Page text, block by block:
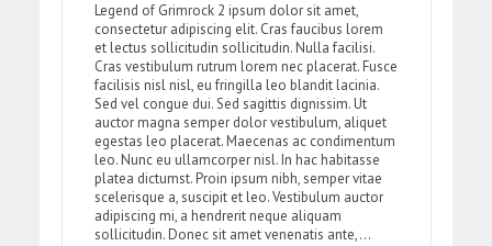
Legend of Grimrock 2 ipsum dolor sit amet,
consectetur adipiscing elit. Cras faucibus lorem
et lectus sollicitudin sollicitudin. Nulla facilisi.
Cras vestibulum rutrum lorem nec placerat. Fusce
facilisis nisl nisl, eu fringilla leo blandit lacinia.
Sed vel congue dui. Sed sagittis dignissim. Ut
auctor magna semper dolor vestibulum, aliquet
egestas leo placerat. Maecenas ac condimentum
leo. Nunc eu ullamcorper nisl. In hac habitasse
platea dictumst. Proin ipsum nibh, semper vitae
scelerisque a, suscipit et leo. Vestibulum auctor
adipiscing mi, a hendrerit neque aliquam
sollicitudin. Donec sit amet venenatis ante,...